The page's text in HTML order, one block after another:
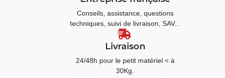
Conseils, assistance, questions
techniques, suivi de livraison, SAV...
Livraison
24/48h pour le petit matériel < à
30Kg.